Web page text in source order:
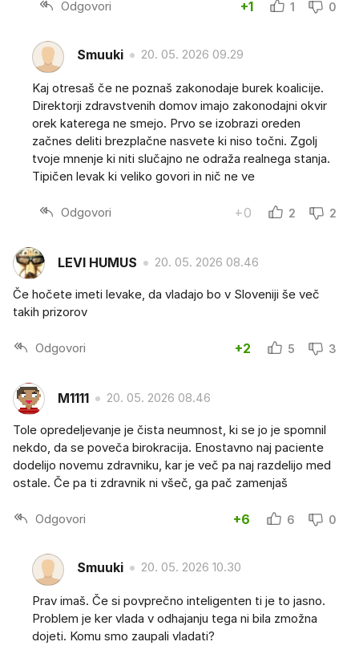
Odgovori +1 1 0
Smuuki 20. 05. 2026 09.29
Kaj otresaš če ne poznaš zakonodaje burek koalicije.
Direktorji zdravstvenih domov imajo zakonodajni okvir
orek katerega ne smejo. Prvo se izobrazi oreden
začnes deliti brezplačne nasvete ki niso točni. Zgolj
tvoje mnenje ki niti slučajno ne odraža realnega stanja.
Tipičen levak ki veliko govori in nič ne ve
Odgovori +0 2 2
LEVI HUMUS 20. 05. 2026 08.46
Če hočete imeti levake, da vladajo bo v Sloveniji še več
takih prizorov
Odgovori +2 5 3
M1111 20. 05. 2026 08.46
Tole opredeljevanje je čista neumnost, ki se jo je spomnil
nekdo, da se poveča birokracija. Enostavno naj paciente
dodelijo novemu zdravniku, kar je več pa naj razdelijo med
ostale. Če pa ti zdravnik ni všeč, ga pač zamenjaš
Odgovori +6 6 0
Smuuki 20. 05. 2026 10.30
Prav imaš. Če si povprečno inteligenten ti je to jasno.
Problem je ker vlada v odhajanju tega ni bila zmožna
dojeti. Komu smo zaupali vladati?